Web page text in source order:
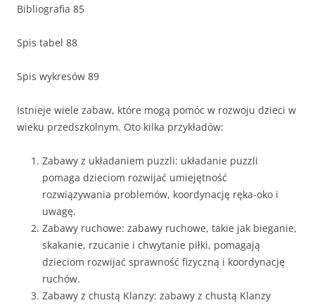
Bibliografia 85
Spis tabel 88
Spis wykresów 89
Istnieje wiele zabaw, które mogą pomóc w rozwoju dzieci w
wieku przedszkolnym. Oto kilka przykładów:
Zabawy z układaniem puzzli: układanie puzzli
pomaga dzieciom rozwijać umiejętność
rozwiązywania problemów, koordynację ręka-oko i
uwagę.
Zabawy ruchowe: zabawy ruchowe, takie jak bieganie,
skakanie, rzucanie i chwytanie piłki, pomagają
dzieciom rozwijać sprawność fizyczną i koordynację
ruchów.
Zabawy z chustą Klanzy: zabawy z chustą Klanzy